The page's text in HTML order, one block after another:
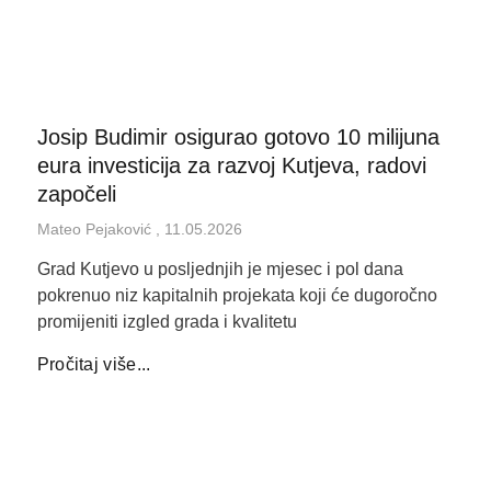
Josip Budimir osigurao gotovo 10 milijuna
eura investicija za razvoj Kutjeva, radovi
započeli
Mateo Pejaković 11.05.2026
Grad Kutjevo u posljednjih je mjesec i pol dana
pokrenuo niz kapitalnih projekata koji će dugoročno
promijeniti izgled grada i kvalitetu
Pročitaj više...